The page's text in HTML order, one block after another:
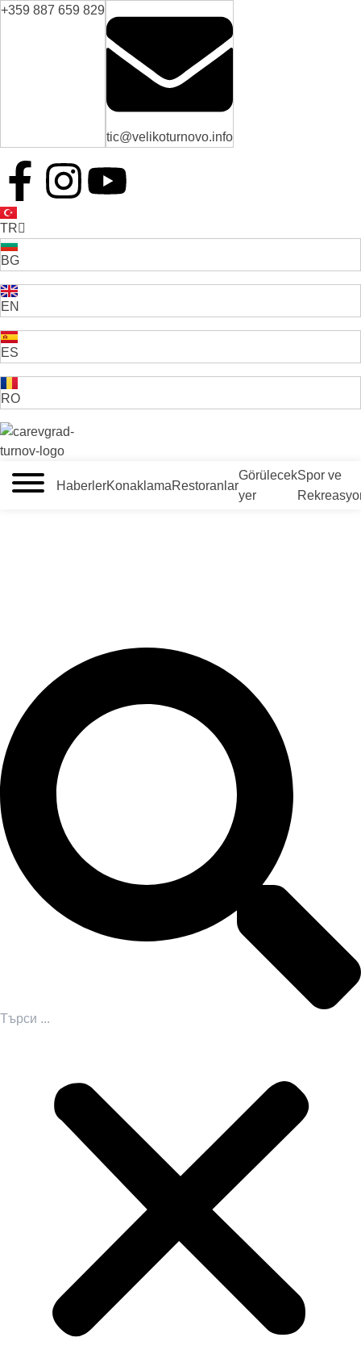
+359 887 659 829
tic@velikoturnovo.info
TR
BG
EN
ES
RO
VELIKO TARNOVO - BULGARİSTAN'IN ORTAÇAĞ BAŞKENTİ
HaberlerKonaklamaRestoranlar
Görülecek
yer
Spor ve